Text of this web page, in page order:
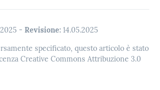
- Revisione: 14.05.2025
specificato, questo articolo è stato
Creative Commons Attribuzione 3.0